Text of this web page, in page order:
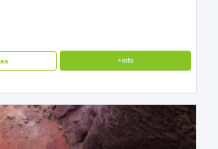
+info